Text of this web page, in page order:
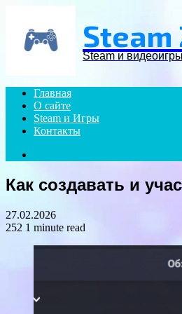
Steam
Steam и
Главная
О сайте
Steam и Игры
Контакты
Как создавать и
27.02.2026
252 1 minute read